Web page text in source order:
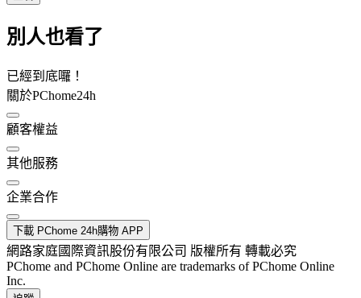
別人也看了
已經到底囉！
關於PChome24h
顧客權益
其他服務
企業合作
下載 PChome 24h購物 APP
網路家庭國際資訊股份有限公司 版權所有 轉載必究
PChome and PChome Online are trademarks of PChome Online
Inc.